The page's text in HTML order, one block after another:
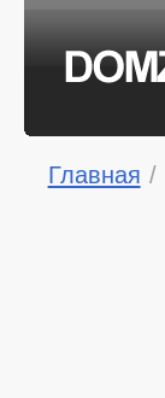
Главная /